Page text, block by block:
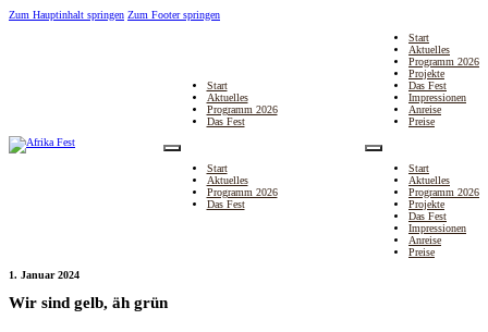
Zum Hauptinhalt springen Zum Footer springen
Start
Aktuelles
Programm 2026
Das Fest
Start
Aktuelles
Programm 2026
Das Fest
Start
Aktuelles
Programm 2026
Projekte
Das Fest
Impressionen
Anreise
Preise
Start
Aktuelles
Programm 2026
Projekte
Das Fest
Impressionen
Anreise
Preise
1. Januar 2024
Wir sind gelb, äh grün